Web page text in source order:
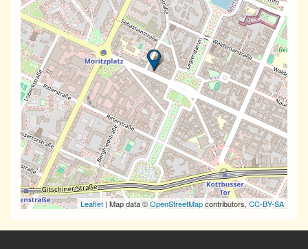
Leaflet | Map data ©OpenStreetMapcontributors,CC-BY-SA